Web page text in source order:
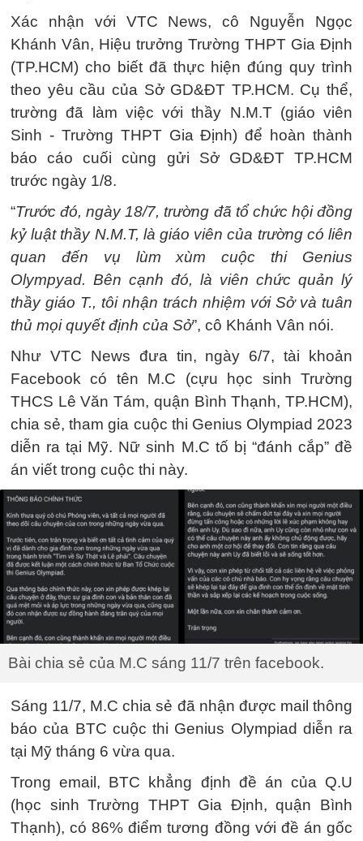
Xác nhận với VTC News, cô Nguyễn Ngọc
Khánh Vân, Hiệu trưởng Trường THPT Gia Định
(TP.HCM) cho biết đã thực hiện đúng quy trình
theo yêu cầu của Sở GD&ĐT TP.HCM. Cụ thể,
trường đã làm việc với thầy N.M.T (giáo viên
Sinh - Trường THPT Gia Định) để hoàn thành
báo cáo cuối cùng gửi Sở GD&ĐT TP.HCM
trước ngày 1/8.
“Trước đó, ngày 18/7, trường đã tổ chức hội đồng
kỷ luật thầy N.M.T, là giáo viên của trường có liên
quan đến vụ lùm xùm cuộc thi Genius
Olympyad. Bên cạnh đó, là viên chức quản lý
thầy giáo T., tôi nhận trách nhiệm với Sở và tuân
thủ mọi quyết định của Sở”, cô Khánh Vân nói.
Như VTC News đưa tin, ngày 6/7, tài khoản
Facebook có tên M.C (cựu học sinh Trường
THCS Lê Văn Tám, quận Bình Thạnh, TP.HCM),
chia sẻ, tham gia cuộc thi Genius Olympiad 2023
diễn ra tại Mỹ. Nữ sinh M.C tố bị “đánh cắp” đề
án viết trong cuộc thi này.
Bài chia sẻ của M.C sáng 11/7 trên facebook.
Sáng 11/7, M.C chia sẻ đã nhận được mail thông
báo của BTC cuộc thi Genius Olympiad diễn ra
tại Mỹ tháng 6 vừa qua.
Trong email, BTC khẳng định đề án của Q.U
(học sinh Trường THPT Gia Định, quận Bình
Thạnh), có 86% điểm tương đồng với đề án gốc